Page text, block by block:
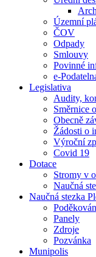
Územní
ČOV
Odpady
Smlouvy
Povinné
e-
Legislativa
Audity,
Směrnice
Obecně
Žádosti o
Výroční
Covid 19
Dotace
Stromy v
Naučná
Naučná stezka
Panely
Zdroje
Pozvánka
Munipolis